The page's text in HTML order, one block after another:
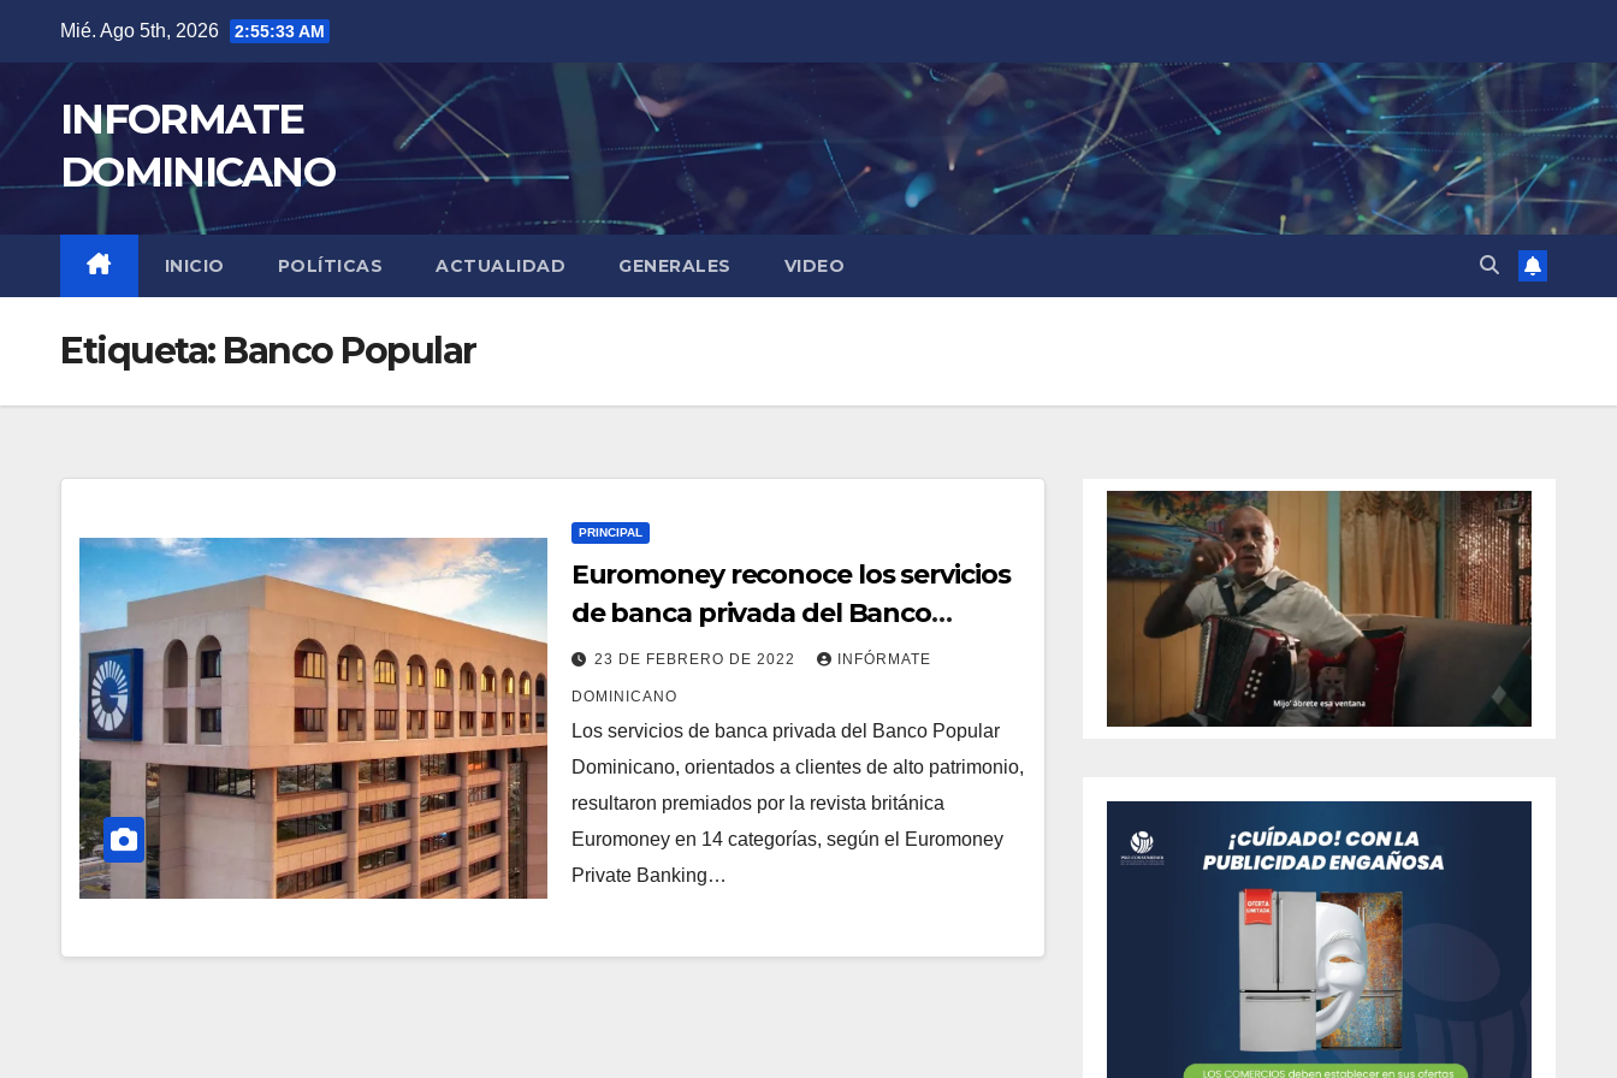
content
Mié. Ago 5th, 2026 2:55:34 AM
INFORMATE
DOMINICANO
INICIO POLÍTICAS ACTUALIDAD GENERALES VIDEO
Etiqueta: Banco Popular
PRINCIPAL
Euromoney reconoce los servicios
de banca privada del Banco
Popular
23 DE FEBRERO DE 2022 INFÓRMATE
DOMINICANO
Los servicios de banca privada del Banco Popular
Dominicano, orientados a clientes de alto patrimonio,
resultaron premiados por la revista británica
Euromoney en 14 categorías, según el Euromoney
Private Banking…